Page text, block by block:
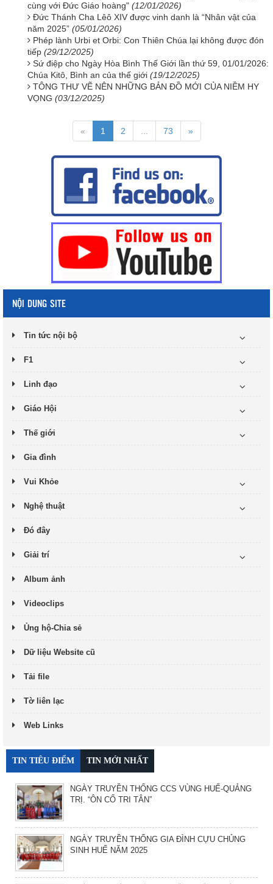
cùng với Đức Giáo hoàng" (12/01/2026)
Đức Thánh Cha Lêô XIV được vinh danh là “Nhân vật của
năm 2025” (05/01/2026)
Phép lành Urbi et Orbi: Con Thiên Chúa lại không được đón
tiếp (29/12/2025)
Sứ điệp cho Ngày Hòa Bình Thế Giới lần thứ 59, 01/01/2026:
Chúa Kitô, Bình an của thế giới (19/12/2025)
TÔNG THƯ VẼ NÊN NHỮNG BẢN ĐỒ MỚI CỦA NIỀM HY
VỌNG (03/12/2025)
« 1 2 ... 73 »
NỘI DUNG SITE
Tin tức nội bộ
F1
Linh đạo
Giáo Hội
Thế giới
Gia đình
Vui Khỏe
Nghệ thuật
Đó đây
Giải trí
Album ảnh
Videoclips
Ủng hộ-Chia sẻ
Dữ liệu Website cũ
Tải file
Tờ liên lạc
Web Links
TIN TIÊU ĐIỂM TIN MỚI NHẤT
NGÀY TRUYỀN THỐNG CCS VÙNG HUẾ-QUẢNG
TRỊ. “ÔN CỐ TRI TÂN”
NGÀY TRUYỀN THỐNG GIA ĐÌNH CỰU CHỦNG
SINH HUẾ NĂM 2025